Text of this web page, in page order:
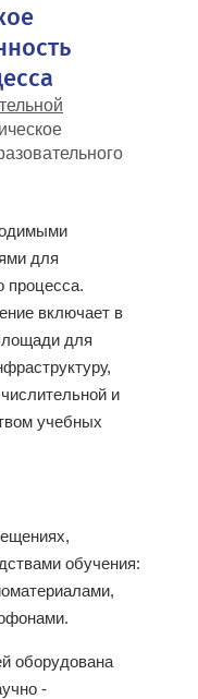
для
процесса.
включает в
для
и
учебных
обучения:
оборудована
-